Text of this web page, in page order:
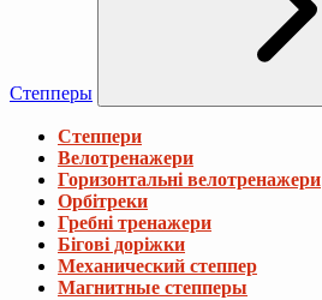
Степперы
Степпери
Велотренажери
Горизонтальні велотренажери
Орбітреки
Гребні тренажери
Бігові доріжки
Механический степпер
Магнитные степперы